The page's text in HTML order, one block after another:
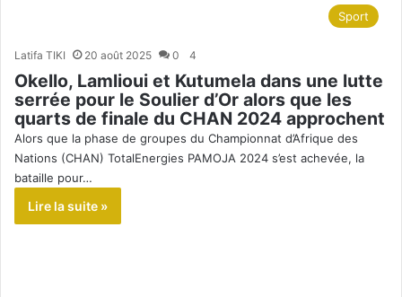
Sport
Latifa TIKI 20 août 2025 0 4
Okello, Lamlioui et Kutumela dans une lutte
serrée pour le Soulier d’Or alors que les
quarts de finale du CHAN 2024 approchent
Alors que la phase de groupes du Championnat d’Afrique des
Nations (CHAN) TotalEnergies PAMOJA 2024 s’est achevée, la
bataille pour…
Lire la suite »